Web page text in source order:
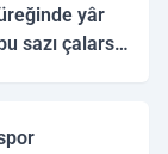
yâr
sazı çalarsa